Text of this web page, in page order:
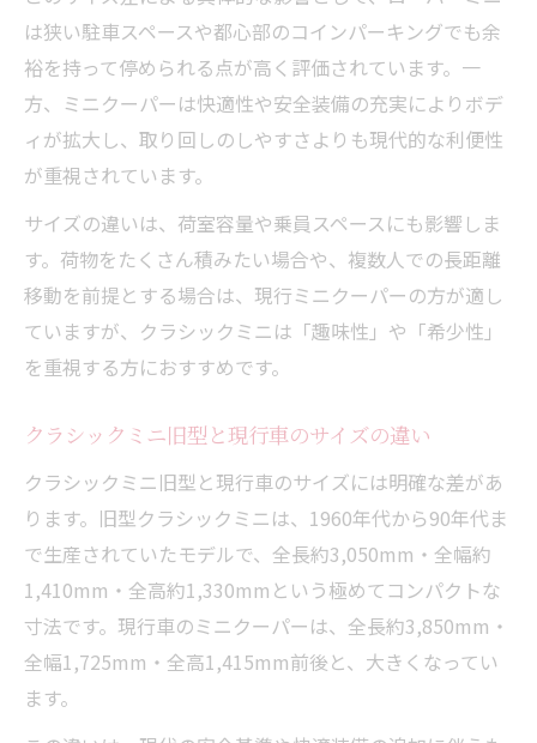
は狭い駐車スペースや都心部のコインパーキングでも余
裕を持って停められる点が高く評価されています。一
方、ミニクーパーは快適性や安全装備の充実によりボデ
ィが拡大し、取り回しのしやすさよりも現代的な利便性
が重視されています。
サイズの違いは、荷室容量や乗員スペースにも影響しま
す。荷物をたくさん積みたい場合や、複数人での長距離
移動を前提とする場合は、現行ミニクーパーの方が適し
ていますが、クラシックミニは「趣味性」や「希少性」
を重視する方におすすめです。
クラシックミニ旧型と現行車のサイズの違い
クラシックミニ旧型と現行車のサイズには明確な差があ
ります。旧型クラシックミニは、1960年代から90年代ま
で生産されていたモデルで、全長約3,050mm・全幅約
1,410mm・全高約1,330mmという極めてコンパクトな
寸法です。現行車のミニクーパーは、全長約3,850mm・
全幅1,725mm・全高1,415mm前後と、大きくなってい
ます。